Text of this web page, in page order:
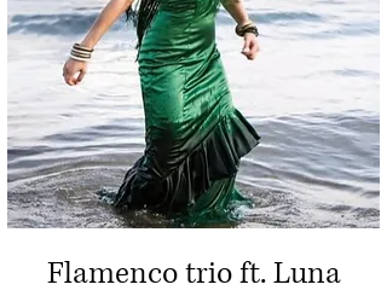
Flamenco trio ft. Luna